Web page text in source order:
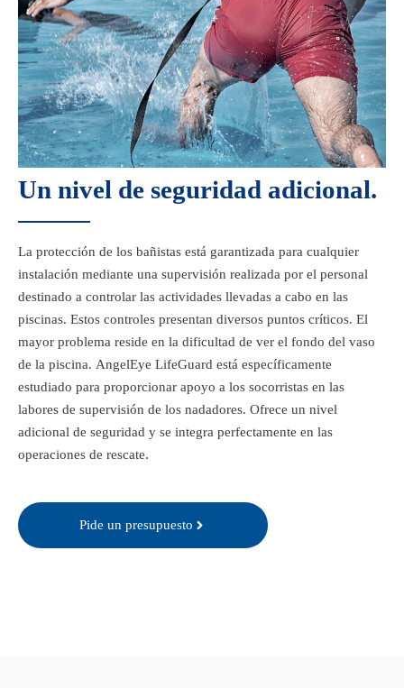
Un nivel de seguridad adicional.
La protección de los bañistas está garantizada para cualquier
instalación mediante una supervisión realizada por el personal
destinado a controlar las actividades llevadas a cabo en las
piscinas. Estos controles presentan diversos puntos críticos. El
mayor problema reside en la dificultad de ver el fondo del vaso
de la piscina. AngelEye LifeGuard está específicamente
estudiado para proporcionar apoyo a los socorristas en las
labores de supervisión de los nadadores. Ofrece un nivel
adicional de seguridad y se integra perfectamente en las
operaciones de rescate.
Pide un presupuesto